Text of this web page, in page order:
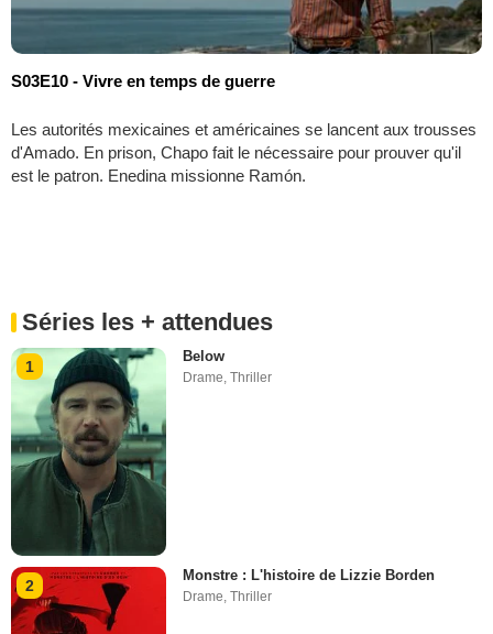
S03E10 - Vivre en temps de guerre
Les autorités mexicaines et américaines se lancent aux trousses
d'Amado. En prison, Chapo fait le nécessaire pour prouver qu'il
est le patron. Enedina missionne Ramón.
Séries les + attendues
1
Below
Drame,Thriller
2
Monstre : L'histoire de Lizzie Borden
Drame ,Thriller